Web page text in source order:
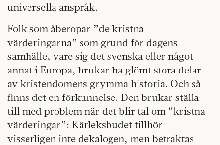
universella anspråk.
Folk som åberopar ”de kristna
värderingarna” som grund för dagens
samhälle, vare sig det svenska eller något
annat i Europa, brukar ha glömt stora delar
av kristendomens grymma historia. Och så
finns det en förkunnelse. Den brukar ställa
till med problem när det blir tal om ”kristna
värderingar”: Kärleksbudet tillhör
visserligen inte dekalogen, men betraktas